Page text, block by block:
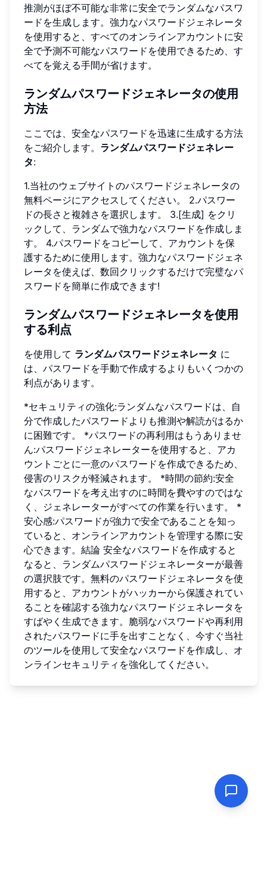
推測がほぼ不可能な非常に安全でランダムなパスワ
ードを生成します。強力なパスワードジェネレータ
を使用すると、すべてのオンラインアカウントに安
全で予測不可能なパスワードを使用できるため、す
べてを覚える手間が省けます。
ランダムパスワードジェネレータの使用
方法
ここでは、安全なパスワードを迅速に生成する方法
をご紹介します。 ランダムパスワードジェネレー
タ:
1.当社のウェブサイトのパスワードジェネレータの
無料ページにアクセスしてください。 2.パスワー
ドの長さと複雑さを選択します。 3.[生成] をクリ
ックして、ランダムで強力なパスワードを作成しま
す。 4.パスワードをコピーして、アカウントを保
護するために使用します。強力なパスワードジェネ
レータを使えば、数回クリックするだけで完璧なパ
スワードを簡単に作成できます!
ランダムパスワードジェネレータを使用
する利点
を使用して ランダムパスワードジェネレータ に
は、パスワードを手動で作成するよりもいくつかの
利点があります。
*セキュリティの強化:ランダムなパスワードは、自
分で作成したパスワードよりも推測や解読がはるか
に困難です。 *パスワードの再利用はもうありませ
ん:パスワードジェネレーターを使用すると、アカ
ウントごとに一意のパスワードを作成できるため、
侵害のリスクが軽減されます。 *時間の節約:安全
なパスワードを考え出すのに時間を費やすのではな
く、ジェネレーターがすべての作業を行います。 *
安心感:パスワードが強力で安全であることを知っ
ていると、オンラインアカウントを管理する際に安
心できます。結論 安全なパスワードを作成すると
なると、ランダムパスワードジェネレーターが最善
の選択肢です。無料のパスワードジェネレータを使
用すると、アカウントがハッカーから保護されてい
ることを確認する強力なパスワードジェネレータを
すばやく生成できます。脆弱なパスワードや再利用
されたパスワードに手を出すことなく、今すぐ当社
のツールを使用して安全なパスワードを作成し、オ
ンラインセキュリティを強化してください。